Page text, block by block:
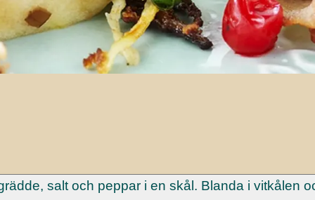
salt och peppar i en skål. Blanda i vitkålen